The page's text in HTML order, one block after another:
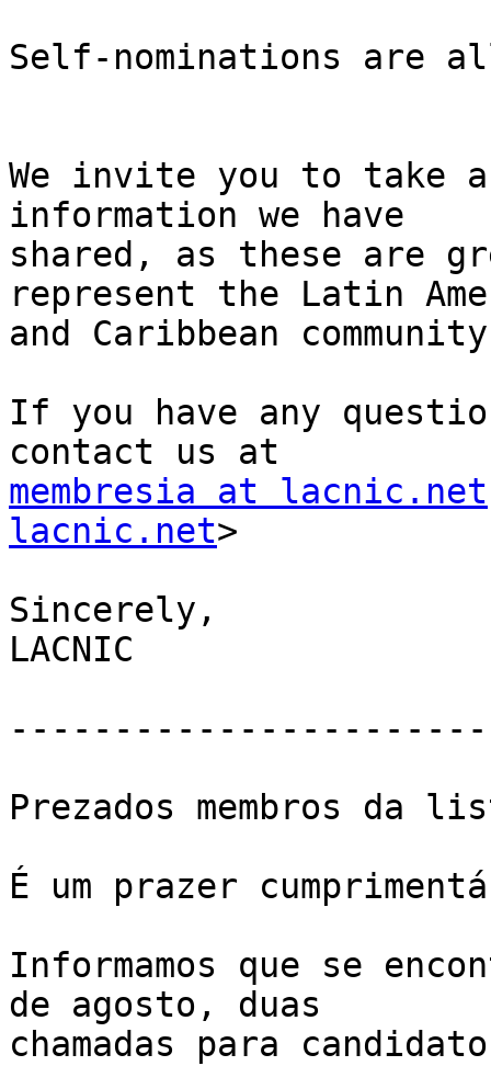
Self-nominations are
We invite you to take
information we have
shared, as these are
represent the Latin
and Caribbean
If you have any
membresia at lacnic.net
lacnic.net>
Sincerely,
LACNIC
Prezados membros da
É um prazer
Informamos que se
de agosto, duas
chamadas para